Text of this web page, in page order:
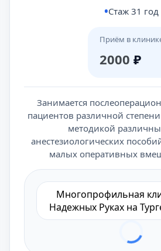
Стаж 31 год
Приём в
2000 ₽
Занимается
пациентов различной
методикой
анестезиологических
малых оперативных
Многопрофильная
Надежных Руках на